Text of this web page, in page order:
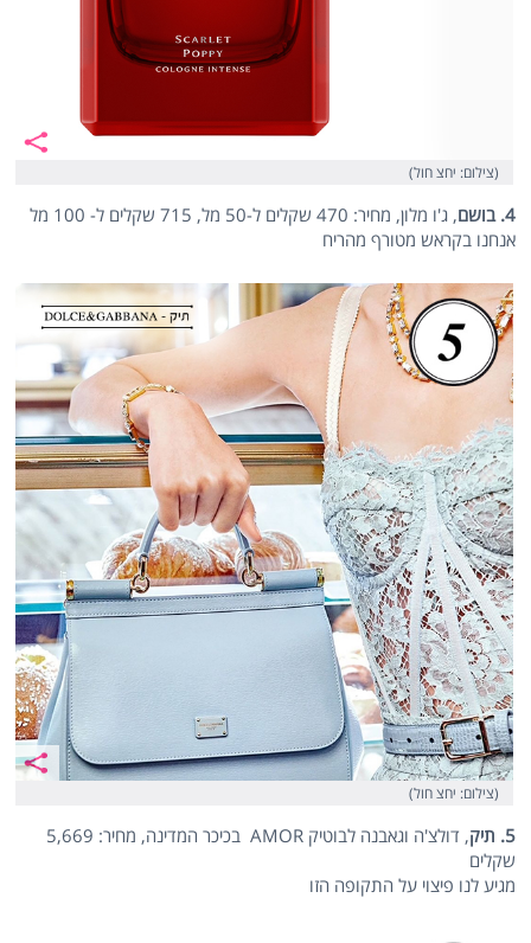
(צילום: יחצ חול)
4. בושם
, ג'ו מלון, מחיר: 470 שקלים ל-50 מל, 715 שקלים ל- 100 מל
אנחנו בקראש מטורף מהריח
(צילום: יחצ חול)
5. תיק
, דולצ'ה וגאבנה לבוטיק AMOR בכיכר המדינה, מחיר: 5,669
שקלים
מגיע לנו פיצוי על התקופה הזו